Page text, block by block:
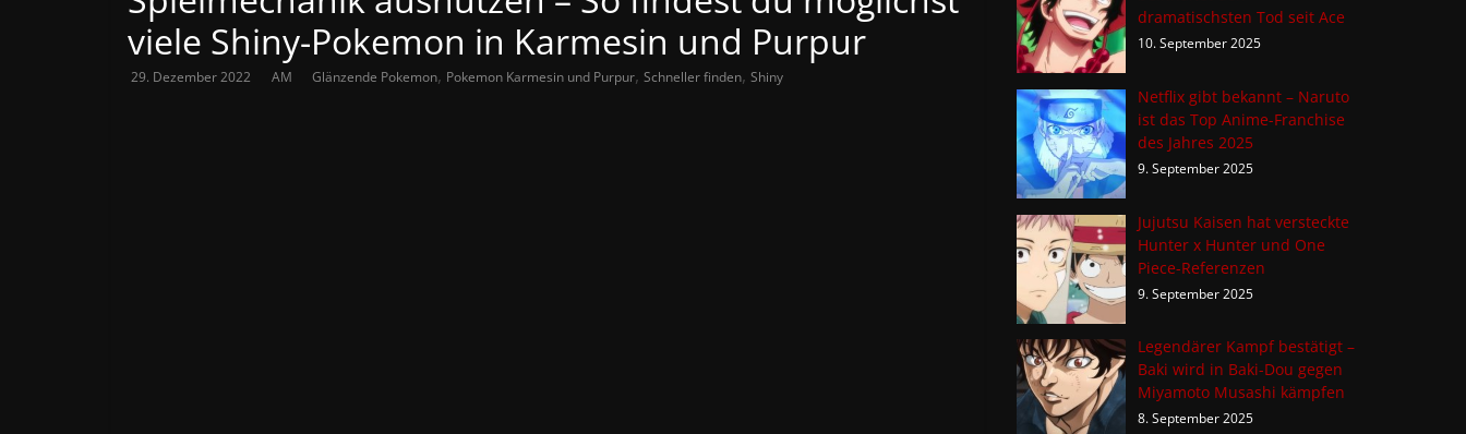
viele Shiny-Pokemon in Karmesin und Purpur
29. Dezember 2022 AM Glänzende Pokemon, Pokemon Karmesin und Purpur, Schneller finden, Shiny
dramatischsten Tod seit Ace
10. September 2025
Netflix gibt bekannt – Naruto
ist das Top Anime-Franchise
des Jahres 2025
9. September 2025
Jujutsu Kaisen hat versteckte
Hunter x Hunter und One
Piece-Referenzen
9. September 2025
Legendärer Kampf bestätigt –
Baki wird in Baki-Dou gegen
Miyamoto Musashi kämpfen
8. September 2025